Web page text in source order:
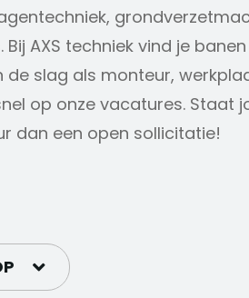
AXS techniek vind je
de slag als monteur,
op onze vacatures. Staat
dan een open sollicitatie!